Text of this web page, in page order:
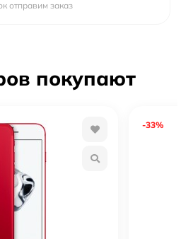
отправим заказ
покупают
-33%